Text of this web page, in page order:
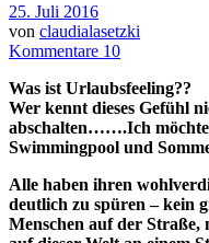
25. Juli 2016
von claudialasetzki
Kommentare 10
Was ist Urlaubsfeeling??
Wer kennt dieses Gefühl
abschalten…….Ich möchte
Swimmingpool und
Alle haben ihren
deutlich zu spüren – kein
Menschen auf der Straße,